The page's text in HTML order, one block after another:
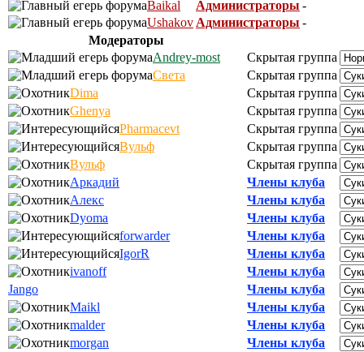
Baikal
Администраторы -
Ushakov Администраторы -
Модераторы
Andrey-most
Скрытая группа
Света
Скрытая группа
Dima
Скрытая группа
Ghenya
Скрытая группа
Pharmacevt
Скрытая группа
Вульф
Скрытая группа
Вульф
Скрытая группа
Аркадий
Члены клуба
Алекс
Члены клуба
Dyoma
Члены клуба
forwarder
Члены клуба
IgorR
Члены клуба
ivanoff
Члены клуба
Jango
Члены клуба
Maikl
Члены клуба
malder
Члены клуба
morgan
Члены клуба